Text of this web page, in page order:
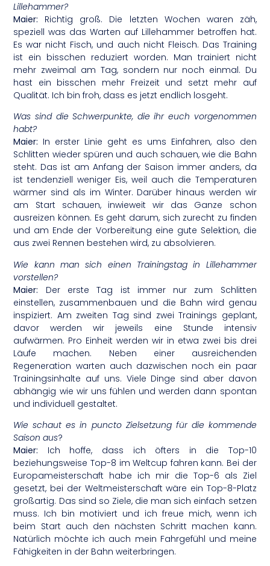
Lillehammer?
Maier: Richtig groß. Die letzten Wochen waren zäh,
speziell was das Warten auf Lillehammer betroffen hat.
Es war nicht Fisch, und auch nicht Fleisch. Das Training
ist ein bisschen reduziert worden. Man trainiert nicht
mehr zweimal am Tag, sondern nur noch einmal. Du
hast ein bisschen mehr Freizeit und setzt mehr auf
Qualität. Ich bin froh, dass es jetzt endlich losgeht.
Was sind die Schwerpunkte, die ihr euch vorgenommen
habt?
Maier: In erster Linie geht es ums Einfahren, also den
Schlitten wieder spüren und auch schauen, wie die Bahn
steht. Das ist am Anfang der Saison immer anders, da
ist tendenziell weniger Eis, weil auch die Temperaturen
wärmer sind als im Winter. Darüber hinaus werden wir
am Start schauen, inwieweit wir das Ganze schon
ausreizen können. Es geht darum, sich zurecht zu finden
und am Ende der Vorbereitung eine gute Selektion, die
aus zwei Rennen bestehen wird, zu absolvieren.
Wie kann man sich einen Trainingstag in Lillehammer
vorstellen?
Maier: Der erste Tag ist immer nur zum Schlitten
einstellen, zusammenbauen und die Bahn wird genau
inspiziert. Am zweiten Tag sind zwei Trainings geplant,
davor werden wir jeweils eine Stunde intensiv
aufwärmen. Pro Einheit werden wir in etwa zwei bis drei
Läufe machen. Neben einer ausreichenden
Regeneration warten auch dazwischen noch ein paar
Trainingsinhalte auf uns. Viele Dinge sind aber davon
abhängig wie wir uns fühlen und werden dann spontan
und individuell gestaltet.
Wie schaut es in puncto Zielsetzung für die kommende
Saison aus?
Maier: Ich hoffe, dass ich öfters in die Top-10
beziehungsweise Top-8 im Weltcup fahren kann. Bei der
Europameisterschaft habe ich mir die Top-6 als Ziel
gesetzt, bei der Weltmeisterschaft wäre ein Top-8-Platz
großartig. Das sind so Ziele, die man sich einfach setzen
muss. Ich bin motiviert und ich freue mich, wenn ich
beim Start auch den nächsten Schritt machen kann.
Natürlich möchte ich auch mein Fahrgefühl und meine
Fähigkeiten in der Bahn weiterbringen.